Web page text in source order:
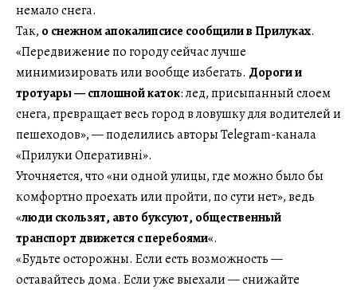
немало снега.
Так, о снежном апокалипсисе сообщили в Прилуках.
«Передвижение по городу сейчас лучше
минимизировать или вообще избегать. Дороги и
тротуары — сплошной каток: лед, присыпанный слоем
снега, превращает весь город в ловушку для водителей и
пешеходов», — поделились авторы Telegram-канала
«Прилуки Оперативні».
Уточняется, что «ни одной улицы, где можно было бы
комфортно проехать или пройти, по сути нет», ведь
«люди скользят, авто буксуют, общественный
транспорт движется с перебоями«.
«Будьте осторожны. Если есть возможность —
оставайтесь дома. Если уже выехали — снижайте